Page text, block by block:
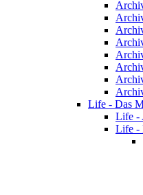
Life - Das
Life -
Life -